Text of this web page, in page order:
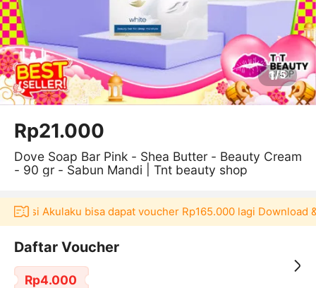
1/5
Rp21.000
Dove Soap Bar Pink - Shea Butter - Beauty Cream
- 90 gr - Sabun Mandi | Tnt beauty shop
Akulaku bisa dapat voucher Rp165.000 lagi Download &
Daftar Voucher
Rp4.000